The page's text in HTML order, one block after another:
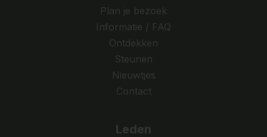
Plan je bezoek
Informatie / FAQ
Ontdekken
Steunen
Nieuwtjes
Contact
Leden